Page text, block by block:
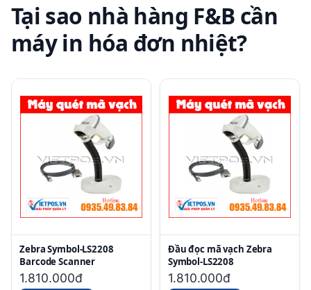
Tại sao nhà hàng F&B cần
máy in hóa đơn nhiệt?
Zebra Symbol-LS2208
Barcode Scanner
1.810.000đ
Đầu đọc mã vạch Zebra
Symbol-LS2208
1.810.000đ